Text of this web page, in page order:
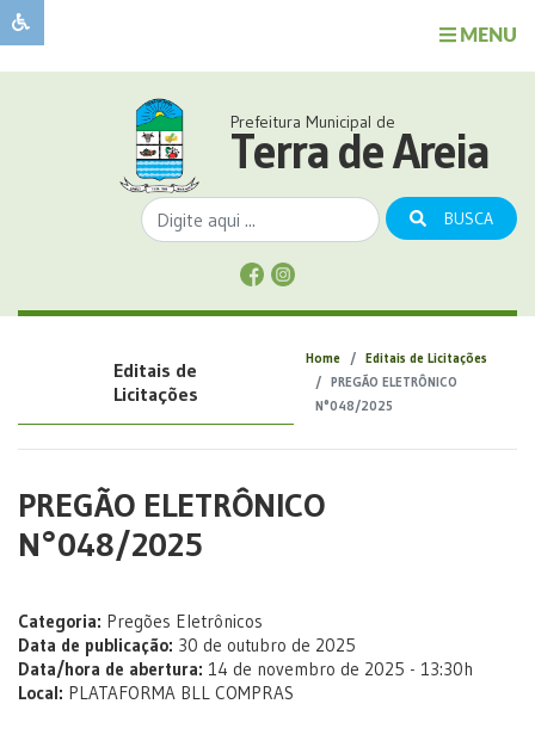
MENU
Sobre
Sobre
Prefeitura Municipal de
Terra de Areia
BUSCA
Editais de
Licitações
Home
Editais de Licitações
PREGÃO ELETRÔNICO
N°048/2025
PREGÃO ELETRÔNICO
N°048/2025
Categoria: Pregões Eletrônicos
Data de publicação: 30 de outubro de 2025
Data/hora de abertura: 14 de novembro de 2025 - 13:30h
Local: PLATAFORMA BLL COMPRAS